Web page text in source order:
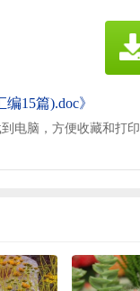
15篇).doc》
电脑，方便收藏和打印